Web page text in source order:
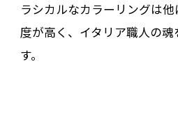
ラシカルなカラーリングは
度が高く、イタリア職人の
す。